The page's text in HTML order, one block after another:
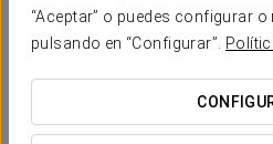
“Aceptar” o puedes configurar
pulsando en “Configurar”.
10€
Experiencia confort
Horarios flexibles, todo pensado
agenda.